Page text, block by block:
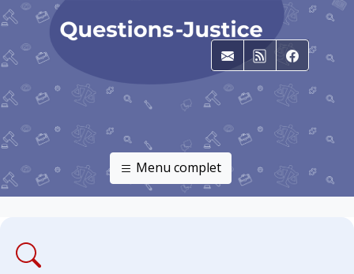
E-mailRSS
Menu complet